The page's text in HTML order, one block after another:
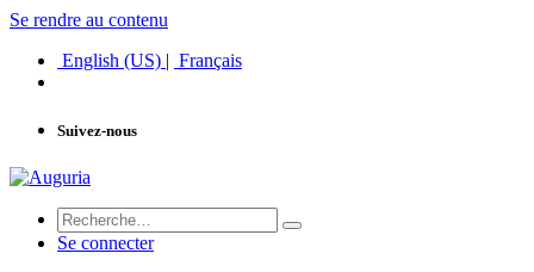
Se rendre au contenu
English (US) | Français
Suivez-nous
Se connecter